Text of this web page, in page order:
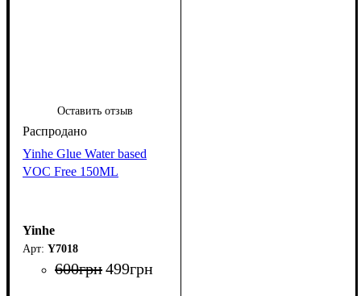
Оставить отзыв
Yinhe Glue Water based
VOC Free 150ML
Yinhe
Y7018
600грн499грн